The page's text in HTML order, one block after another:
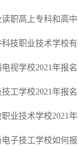
职高上专科和高
技职业技术学校有
视学校2021年报
工学校2021年报
业技术学校2021
子技工学校如何报